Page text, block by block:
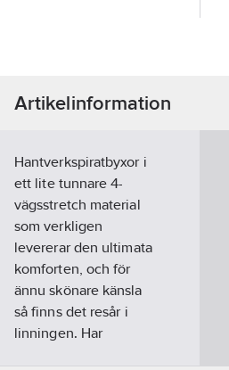
Artikelinformation
Hantverkspiratbyxor i
ett lite tunnare 4-
vägsstretch material
som verkligen
levererar den ultimata
komforten, och för
ännu skönare känsla
så finns det resår i
linningen. Har